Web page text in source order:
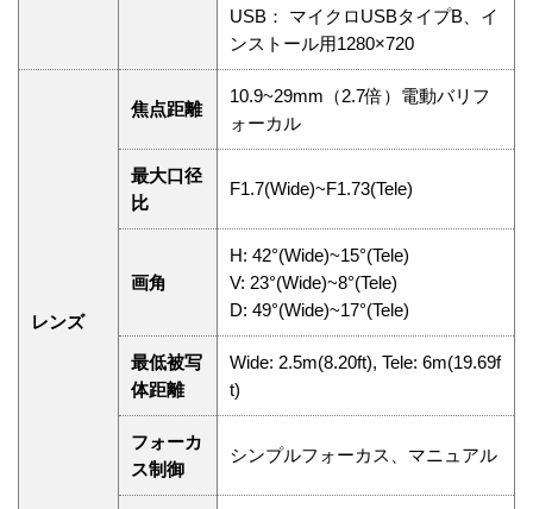
USB： マイクロUSBタイプB、イ
ンストール用1280×720
レンズ
焦点距離
10.9~29mm（2.7倍）電動バリフ
ォーカル
最大口径
比
F1.7(Wide)~F1.73(Tele)
画角
H: 42°(Wide)~15°(Tele)
V: 23°(Wide)~8°(Tele)
D: 49°(Wide)~17°(Tele)
最低被写
体距離
Wide: 2.5m(8.20ft), Tele: 6m(19.69f
t)
フォーカ
ス制御
シンプルフォーカス、マニュアル